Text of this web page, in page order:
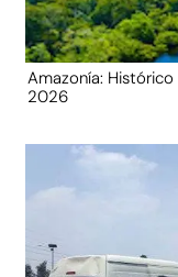
Amazonía:
2026